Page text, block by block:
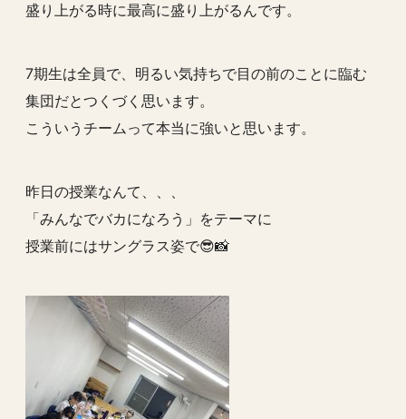
盛り上がる時に最高に盛り上がるんです。
7期生は全員で、明るい気持ちで目の前のことに臨む
集団だとつくづく思います。
こういうチームって本当に強いと思います。
昨日の授業なんて、、、
「みんなでバカになろう」をテーマに
授業前にはサングラス姿で😎📸